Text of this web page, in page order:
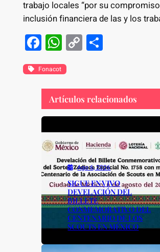
trabajo locales “por su
inclusión financiera de las y los
F
a
c
e
b
o
o
k
W
h
at
s
A
p
p
C
o
y
Li
n
k
S
e
Fonacot
Artículos relacionados
Ago 6, 2026
SIGUE EN VIVO
DEVELACIÓN DEL
BILLETE
CONMEMORATIVO DEL
CENTENARIO DE LOS
SCOUTS EN MÉXICO